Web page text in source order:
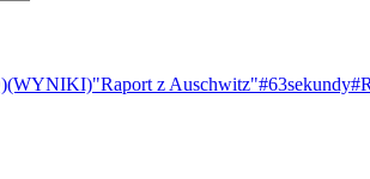
(WYNIKI)"Raport z Auschwitz"#63sekundy